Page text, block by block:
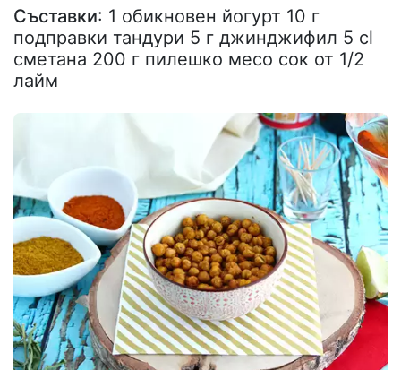
Съставки: 1 обикновен йогурт 10 г
подправки тандури 5 г джинджифил 5 cl
сметана 200 г пилешко месо сок от 1/2
лайм